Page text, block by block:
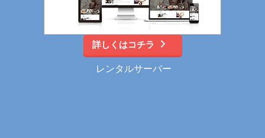
詳しくはコチラ
レンタルサーバー